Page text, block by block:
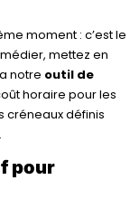
moment : c’est le
mettez en
notre outil de
horaire pour les
créneaux définis
pour